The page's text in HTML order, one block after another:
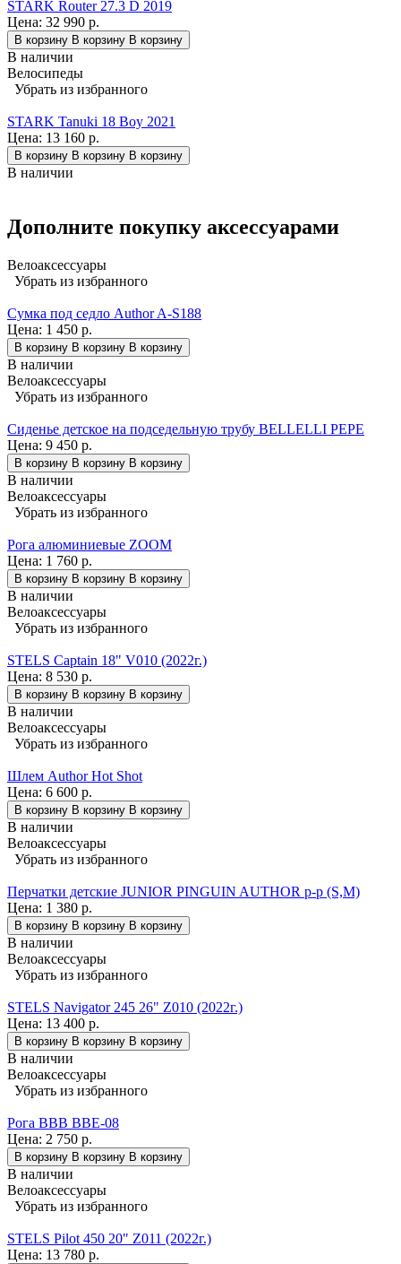
STARK Router 27.3 D 2019
Цена: 32 990 р.
В корзину В корзину В корзину
В наличии
Велосипеды
Убрать из избранного
STARK Tanuki 18 Boy 2021
Цена: 13 160 р.
В корзину В корзину В корзину
В наличии
Дополните покупку аксессуарами
Велоаксессуары
Убрать из избранного
Сумка под седло Author A-S188
Цена: 1 450 р.
В корзину В корзину В корзину
В наличии
Велоаксессуары
Убрать из избранного
Сиденье детское на подседельную трубу BELLELLI PEPE
Цена: 9 450 р.
В корзину В корзину В корзину
В наличии
Велоаксессуары
Убрать из избранного
Рога алюминиевые ZOOM
Цена: 1 760 р.
В корзину В корзину В корзину
В наличии
Велоаксессуары
Убрать из избранного
STELS Captain 18" V010 (2022г.)
Цена: 8 530 р.
В корзину В корзину В корзину
В наличии
Велоаксессуары
Убрать из избранного
Шлем Author Hot Shot
Цена: 6 600 р.
В корзину В корзину В корзину
В наличии
Велоаксессуары
Убрать из избранного
Перчатки детские JUNIOR PINGUIN AUTHOR p-p (S,M)
Цена: 1 380 р.
В корзину В корзину В корзину
В наличии
Велоаксессуары
Убрать из избранного
STELS Navigator 245 26" Z010 (2022г.)
Цена: 13 400 р.
В корзину В корзину В корзину
В наличии
Велоаксессуары
Убрать из избранного
Рога BBB BBE-08
Цена: 2 750 р.
В корзину В корзину В корзину
В наличии
Велоаксессуары
Убрать из избранного
STELS Pilot 450 20" Z011 (2022г.)
Цена: 13 780 р.